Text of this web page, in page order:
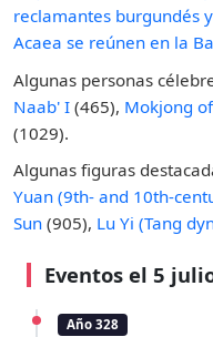
reclamantes burgundés
Acaea se reúnen en la
Algunas personas
Naab' I (465), Mokjong
(1029).
Algunas figuras
Yuan (9th- and 10th-
Sun (905), Lu Yi (Tang
Eventos el 5
Año 328